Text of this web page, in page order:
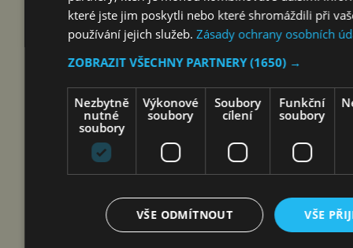
hubnutí nebo změna chování, signalizovat
chronické onemocnění ledvin, vysoký krevní tlak,
diabetes či jiné…
MODEL LEPAS L8 UŽ ZNÁTE. NYNÍ SE
PODÍVEJTE NA PRVNÍ SKICU,
které jste jim poskytli nebo které shromáždili při
používání jejich služeb. Zásady ochrany osobních
ZOBRAZIT VŠECHNY PARTNERY(1650) →
Nezbytně
nutné
soubory
Výkonové
soubory
Soubory
cílení
Funkční
soubory
VŠE
VŠE ODMÍTNOUT